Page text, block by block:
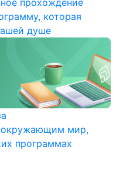
которая
душе
окружающим мир,
программах